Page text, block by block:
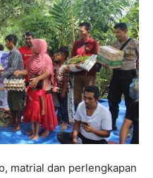
matrial dan perlengkapan